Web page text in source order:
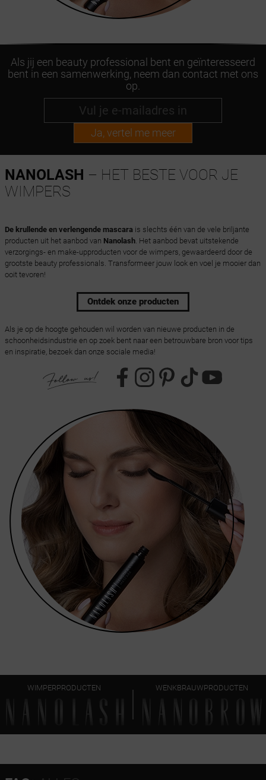
Als jij een beauty professional bent en geïnteresseerd
bent in een samenwerking, neem dan contact met ons
op.
Ja, vertel me meer
NANOLASH – HET BESTE VOOR JE
WIMPERS
De krullende en verlengende mascara is slechts één van de vele briljante
producten uit het aanbod van Nanolash. Het aanbod bevat uitstekende
verzorgings- en make-upproducten voor de wimpers, gewaardeerd door de
grootste beauty professionals. Transformeer jouw look en voel je mooier dan
ooit tevoren!
Ontdek onze producten
Als je op de hoogte gehouden wil worden van nieuwe producten in de
schoonheidsindustrie en op zoek bent naar een betrouwbare bron voor tips
en inspiratie, bezoek dan onze sociale media!
WIMPERPRODUCTEN WENKBRAUWPRODUCTEN